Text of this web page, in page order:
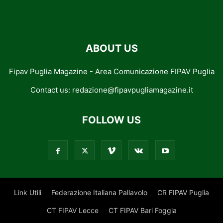
ABOUT US
Fipav Puglia Magazine - Area Comunicazione FIPAV Puglia
Contact us: redazione@fipavpugliamagazine.it
FOLLOW US
Link Utili Federazione Italiana Pallavolo CR FIPAV Puglia
CT FIPAV Lecce CT FIPAV Bari Foggia